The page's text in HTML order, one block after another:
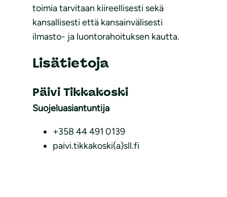
toimia tarvitaan kiireellisesti sekä
kansallisesti että kansainvälisesti
ilmasto- ja luontorahoituksen kautta.
Lisätietoja
Suojeluasiantuntija
Päivi Tikkakoski
+358 44 491 0139
paivi.tikkakoski(a)sll.fi